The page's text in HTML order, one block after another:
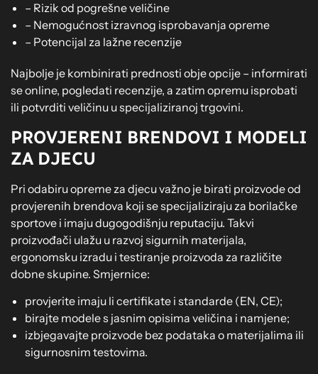
– Rizik od pogrešne veličine
– Nemogućnost izravnog isprobavanja opreme
– Potencijal za lažne recenzije
Najbolje je kombinirati prednosti obje opcije – informirati
se online, pogledati recenzije, a zatim opremu isprobati
ili potvrditi veličinu u specijaliziranoj trgovini.
PROVJERENI BRENDOVI I MODELI
ZA DJECU
Pri odabiru opreme za djecu važno je birati proizvode od
provjerenih brendova koji se specijaliziraju za borilačke
sportove i imaju dugogodišnju reputaciju. Takvi
proizvođači ulažu u razvoj sigurnih materijala,
ergonomsku izradu i testiranje proizvoda za različite
dobne skupine. Smjernice:
provjerite imaju li certifikate i standarde (EN, CE);
birajte modele s jasnim opisima veličina i namjene;
izbjegavajte proizvode bez podataka o materijalima ili
sigurnosnim testovima.